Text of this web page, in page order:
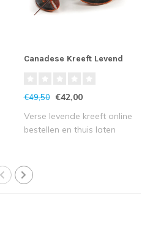
Canadese Kreeft Levend
€49,50 €42,00
Verse levende kreeft online
bestellen en thuis laten